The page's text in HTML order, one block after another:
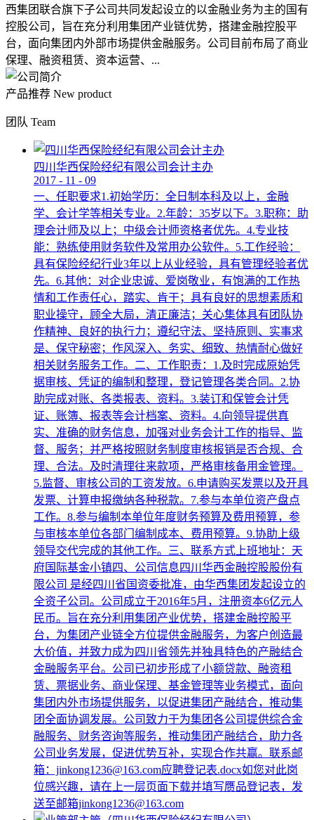
西集团联合旗下子公司共同发起设立的以金融业务为主的国有
控股公司，旨在充分利用集团产业链优势，搭建金融控股平
台，面向集团内外部市场提供金融服务。公司目前布局了商业
保理、融资租赁、资本运营、...
产品推荐 New product
团队 Team
四川华西保险经纪有限公司会计主办
2017 - 11 - 09
一、任职要求1.初始学历：全日制本科及以上，金融
学、会计学等相关专业。2.年龄：35岁以下。3.职称：助
理会计师及以上；中级会计师资格者优先。4.专业技
能：熟练使用财务软件及常用办公软件。5.工作经验：
具有保险经纪行业3年以上从业经验，具有管理经验者优
先。6.其他：对企业忠诚、爱岗敬业，有饱满的工作热
情和工作责任心，踏实、肯干；具有良好的思想素质和
职业操守，顾全大局，清正廉洁；关心集体具有团队协
作精神、良好的执行力；遵纪守法、坚持原则、实事求
是、保守秘密；作风深入、务实、细致、热情耐心做好
相关财务服务工作。二、工作职责：1.及时完成原始凭
据审核、凭证的编制和整理，登记管理各类合同。2.协
助完成对账、各类报表、资料。3.装订和保管会计凭
证、账簿、报表等会计档案、资料。4.向领导提供真
实、准确的财务信息，加强对业务会计工作的指导、监
督、服务；并严格按照财务制度审核报销是否合规、合
理、合法。及时清理往来款项，严格审核备用金管理。
5.监督、审核公司的工资发放。6.申请购买发票以及开具
发票、计算申报缴纳各种税款。7.参与本单位资产盘点
工作。8.参与编制本单位年度财务预算及费用预算，参
与审核本单位各部门编制成本、费用预算。9.协助上级
领导交代完成的其他工作。三、联系方式上班地址：天
府国际基金小镇四、公司信息四川华西金融控股股份有
限公司 是经四川省国资委批准，由华西集团发起设立的
全资子公司。公司成立于2016年5月，注册资本6亿元人
民币。旨在充分利用集团产业优势，搭建金融控股平
台，为集团产业链全方位提供金融服务，为客户创造最
大价值，并致力成为四川省领先并独具特色的产融结合
金融服务平台。公司已初步形成了小额贷款、融资租
赁、票据业务、商业保理、基金管理等业务模式，面向
集团内外市场提供服务，以促进集团产融结合，推动集
团全面协调发展。公司致力于为集团各公司提供综合金
融服务、财务咨询等服务，推动集团产融结合，助力各
公司业务发展，促进优势互补，实现合作共赢。联系邮
箱：jinkong1236@163.com应聘登记表.docx如您对此岗
位感兴趣，请在上一层页面下载并填写赝品登记表，发
送至邮箱jinkong1236@163.com